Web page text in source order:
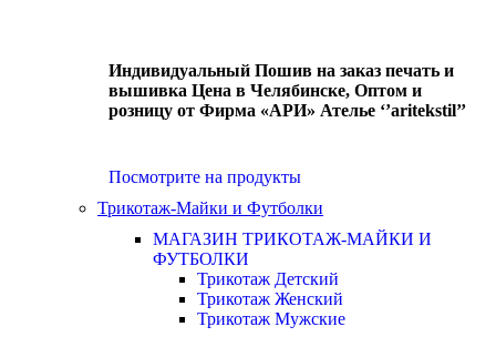
Индивидуальный Пошив на заказ печать и
вышивка Цена в Челябинске, Оптом и
розницу от Фирма «АРИ» Ателье ‘’aritekstil’’
Посмотрите на продукты
Трикотаж-Майки и Футболки
МАГАЗИН ТРИКОТАЖ-МАЙКИ И
ФУТБОЛКИ
Трикотаж Детский
Трикотаж Женский
Трикотаж Мужские